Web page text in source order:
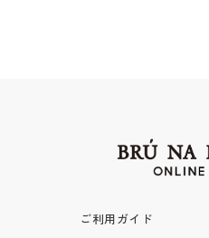
ご利用ガイド